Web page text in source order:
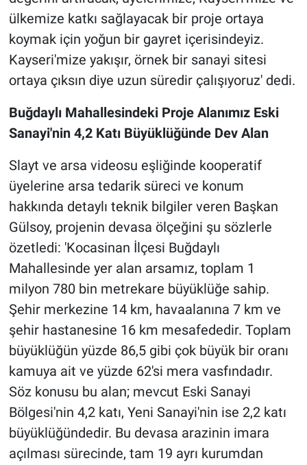
ülkemize katkı sağlayacak bir proje ortaya
koymak için yoğun bir gayret içerisindeyiz.
Kayseri'mize yakışır, örnek bir sanayi sitesi
ortaya çıksın diye uzun süredir çalışıyoruz' dedi.
Buğdaylı Mahallesindeki Proje Alanımız Eski
Sanayi'nin 4,2 Katı Büyüklüğünde Dev Alan
Slayt ve arsa videosu eşliğinde kooperatif
üyelerine arsa tedarik süreci ve konum
hakkında detaylı teknik bilgiler veren Başkan
Gülsoy, projenin devasa ölçeğini şu sözlerle
özetledi: 'Kocasinan İlçesi Buğdaylı
Mahallesinde yer alan arsamız, toplam 1
milyon 780 bin metrekare büyüklüğe sahip.
Şehir merkezine 14 km, havaalanına 7 km ve
şehir hastanesine 16 km mesafededir. Toplam
büyüklüğün yüzde 86,5 gibi çok büyük bir oranı
kamuya ait ve yüzde 62'si mera vasfındadır.
Söz konusu bu alan; mevcut Eski Sanayi
Bölgesi'nin 4,2 katı, Yeni Sanayi'nin ise 2,2 katı
büyüklüğündedir. Bu devasa arazinin imara
açılması sürecinde, tam 19 ayrı kurumdan